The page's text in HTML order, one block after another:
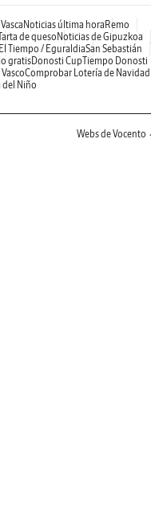
Noticias última hora Remo
de queso Noticias de Gipuzkoa
El Tiempo / EguraldiaSan Sebastián
gratisDonosti CupTiempo Donosti
Comprobar Lotería de Navidad
del Niño
Webs de Vocento